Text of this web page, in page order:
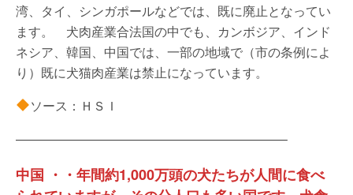
湾、タイ、シンガポールなどでは、既に廃止となってい
ます。 犬肉産業合法国の中でも、カンボジア、インド
ネシア、韓国、中国では、一部の地域で（市の条例によ
り）既に犬猫肉産業は禁止になっています。
ソース：ＨＳＩ
—————————————————————–
中国 ・・年間約1,000万頭の犬たちが人間に食べ